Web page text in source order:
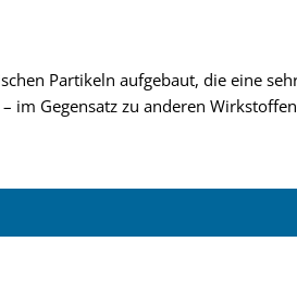
Partikeln aufgebaut, die eine
im Gegensatz zu anderen